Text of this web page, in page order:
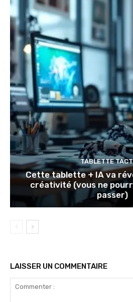
TABLETTE
Cette tablette + IA va
créativité (vous ne
passer)
LAISSER UN COMMENTAIRE